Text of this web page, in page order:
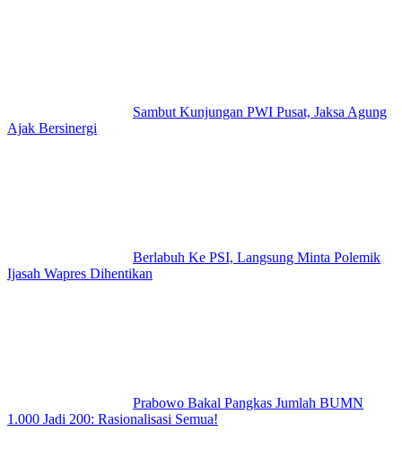
Sambut Kunjungan PWI Pusat, Jaksa Agung
Ajak Bersinergi
Berlabuh Ke PSI, Langsung Minta Polemik
Ijasah Wapres Dihentikan
Prabowo Bakal Pangkas Jumlah BUMN
1.000 Jadi 200: Rasionalisasi Semua!